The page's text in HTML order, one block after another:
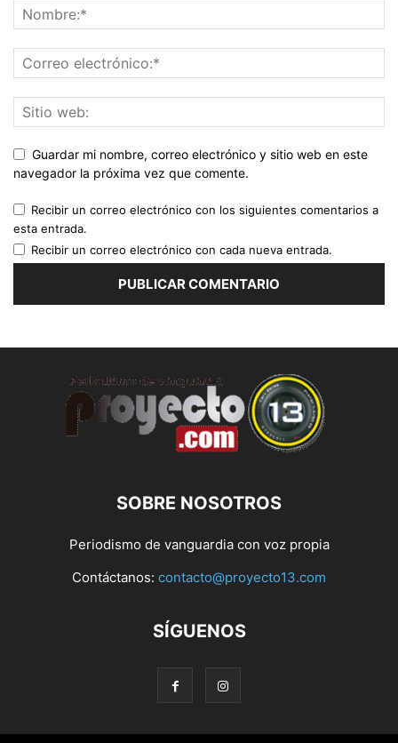
Guardar mi nombre, correo electrónico y sitio web en este
navegador la próxima vez que comente.
Recibir un correo electrónico con los siguientes comentarios a
esta entrada.
Recibir un correo electrónico con cada nueva entrada.
SOBRE NOSOTROS
Periodismo de vanguardia con voz propia
Contáctanos: contacto@proyecto13.com
SÍGUENOS